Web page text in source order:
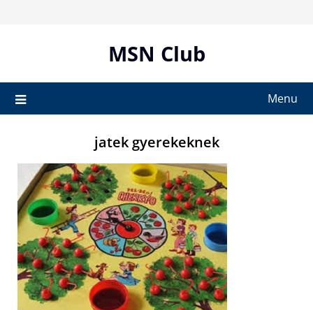
MSN Club
Menu
jatek gyerekeknek